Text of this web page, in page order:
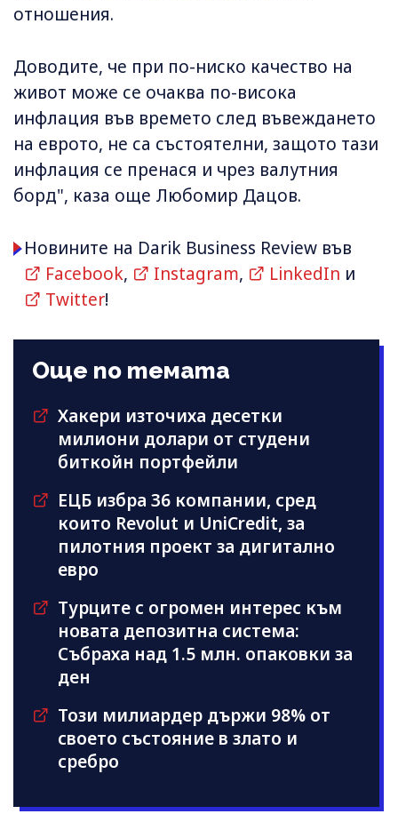
отношения.
Доводите, че при по-ниско качество на
живот може се очаква по-висока
инфлация във времето след въвеждането
на еврото, не са състоятелни, защото тази
инфлация се пренася и чрез валутния
борд", каза още Любомир Дацов.
Новините на Darik Business Review във
Facebook, Instagram, LinkedIn и
Twitter!
Още по темата
Хакери източиха десетки
милиони долари от студени
биткойн портфейли
ЕЦБ избра 36 компании, сред
които Revolut и UniCredit, за
пилотния проект за дигитално
евро
Турците с огромен интерес към
новата депозитна система:
Събраха над 1.5 млн. опаковки за
ден
Този милиардер държи 98% от
своето състояние в злато и
сребро